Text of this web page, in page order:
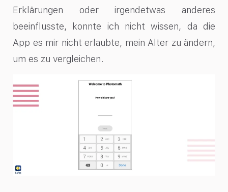
Erklärungen oder irgendetwas anderes
beeinflusste, konnte ich nicht wissen, da die
App es mir nicht erlaubte, mein Alter zu ändern,
um es zu vergleichen.